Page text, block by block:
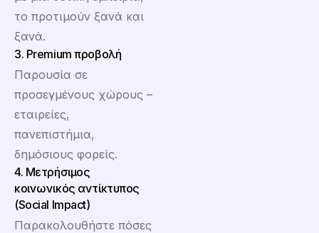
το προτιμούν ξανά και
ξανά.
3. Premium προβολή
Παρουσία σε
προσεγμένους χώρους –
εταιρείες,
πανεπιστήμια,
δημόσιους φορείς.
4. Μετρήσιμος
κοινωνικός αντίκτυπος
(Social Impact)
Παρακολουθήστε πόσες